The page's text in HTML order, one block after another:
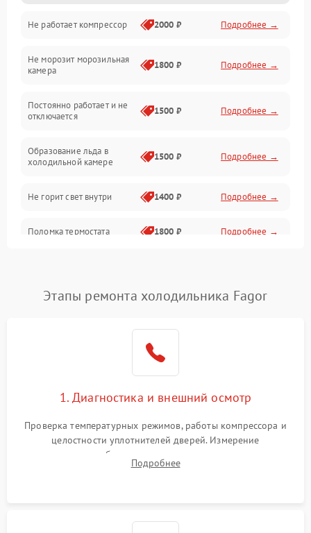
Электропитание
Дренаж
Не работает компрессор 2000 ₽ Подробнее →
Не морозит морозильная
камера
1800 ₽ Подробнее →
Постоянно работает и не
отключается
1500 ₽ Подробнее →
Образование льда в
холодильной камере
1500 ₽ Подробнее →
Не горит свет внутри 1400 ₽ Подробнее →
Поломка термостата 1800 ₽ Подробнее →
Поломка системы No Frost 2600 ₽ Подробнее →
работе
2000 ₽ Подробнее →
1000 ₽
1800 ₽
Этапы ремонта холодильника Fagor
1. Диагностика и внешний осмотр
Проверка температурных режимов, работы компрессора и
целостности уплотнителей дверей. Измерение
сопротивления обмоток мотора, проверка термостата и
считывание кодов ошибок с электронного дисплея.
Подробнее